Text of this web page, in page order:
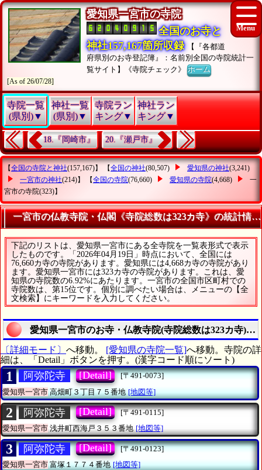
愛知県一宮市の寺院
全国のお寺と
神社157,167箇所収録
【『各都道
府県別のお寺登記簿』：名前別全国の寺院統計一
覧サイト】《寺院チェック》ホーム
[As of 26/07/28]
寺院一覧
(県別)▼
神社一覧
(県別)▼
寺院ラン
キング▼
神社ラン
キング▼
18.『岡崎市』 20.『瀬戸市』
【全国の寺院と神社(157,167)】 【全国の神社(80,507) 愛知県の神社(3,241)
一宮市の神社(214)】 【全国の寺院(76,660) 愛知県の寺院(4,668)
一
宮市の寺院(323)】
一宮市の仏教寺院・仏閣《寺院総数は323カ寺》の統計情
下記のリストは、愛知県一宮市にある全寺院を一覧表形式で表示
したものです。「2026年04月19日」時点において、全国には
76,660カ寺の寺院があります。愛知県には4,668カ寺の寺院があり
ます。愛知県一宮市には323カ寺の寺院があります。これは、愛
知県の寺院数の6.92%にあたります。一宮市の全国市区町村での
寺院数は、第15位です。個別に調べたい場合は、メニューの【全
文検索】にキーワードを入力してください。
愛知県一宮市のお寺・仏教寺院(寺院総数は323カ寺)の
〔詳細モード〕 へ移動。 [愛知県の寺院一覧]へ移動。寺院の詳
細は、「Detail」ボタンを押す。(漢字コード順にソート)
1 阿弥陀寺 [Detail]
[〒491-0073]
愛知県一宮市高畑町３丁目７５番地 [地図等]
2 阿弥陀寺 [Detail]
[〒491-0115]
愛知県一宮市浅井町西海戸３５３番地 [地図等]
3 阿弥陀寺 [Detail]
[〒491-0123]
愛知県一宮市富塚１７７４番地 [地図等]